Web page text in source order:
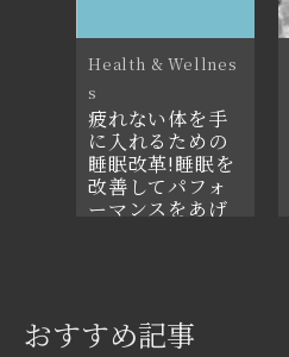
Health & Wellnes
s
疲れない体を手
に入れるための
睡眠改革!睡眠を
改善してパフォ
ーマンスをあげ
おすすめ記事